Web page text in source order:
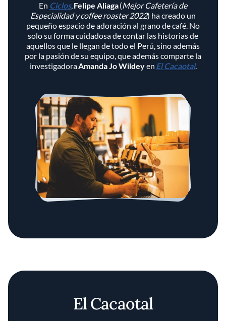
En Ciclos,Felipe Aliaga(Mejor Cafetería de
Especialidad y coffee roaster 2022) ha creado un
pequeño espacio de adoración al grano de café. No
solo su forma cuidadosa de contar las historias de
aquellos que le llegan de todo el Perú, sino además
por la pasión de su equipo, que además comparte la
investigadoraAmanda Jo Wildeyen El Cacaotal.
El Cacaotal